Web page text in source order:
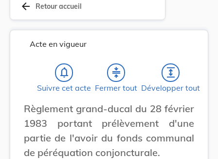
arrow_back Retour accueil
Acte en vigueur
notifications_none
Suivre cet acte
compress
Fermer tout
expand
Développer tout
Règlement grand-ducal du 28 février
1983 portant prélèvement d'une
partie de l'avoir du fonds communal
de péréquation conjoncturale.